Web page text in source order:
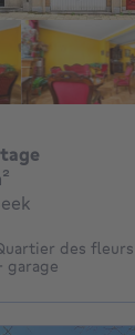
des
garage